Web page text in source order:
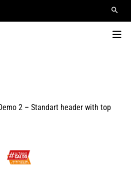
2 – Standart header with top